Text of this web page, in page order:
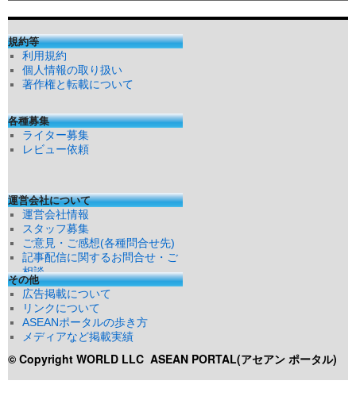
規約等
利用規約
個人情報の取り扱い
著作権と転載について
各種募集
ライター募集
レビュー依頼
運営会社について
運営会社情報
スタッフ募集
ご意見・ご感想(各種問合せ先)
記事配信に関するお問合せ・ご
相談
その他
広告掲載について
リンクについて
ASEANポータルの歩き方
メディアなど掲載実績
© Copyright WORLD LLC ASEAN PORTAL(アセアン ポータル)